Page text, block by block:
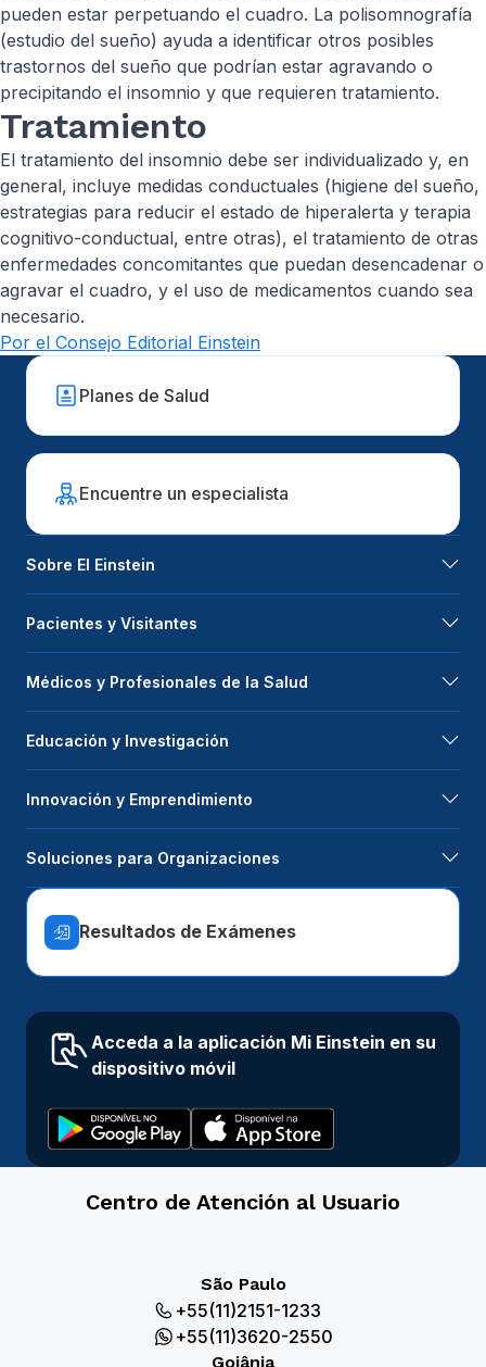
pueden estar perpetuando el cuadro. La polisomnografía
(estudio del sueño) ayuda a identificar otros posibles
trastornos del sueño que podrían estar agravando o
precipitando el insomnio y que requieren tratamiento.
Tratamiento
El tratamiento del insomnio debe ser individualizado y, en
general, incluye medidas conductuales (higiene del sueño,
estrategias para reducir el estado de hiperalerta y terapia
cognitivo-conductual, entre otras), el tratamiento de otras
enfermedades concomitantes que puedan desencadenar o
agravar el cuadro, y el uso de medicamentos cuando sea
necesario.
Por el Consejo Editorial Einstein
Planes de Salud
Encuentre un especialista
Sobre El Einstein
Pacientes y Visitantes
Médicos y Profesionales de la Salud
Educación y Investigación
Innovación y Emprendimiento
Soluciones para Organizaciones
Resultados de Exámenes
Acceda a la aplicación Mi Einstein en su
dispositivo móvil
Centro de Atención al Usuario
São Paulo
+55(11)2151-1233
+55(11)3620-2550
Goiânia